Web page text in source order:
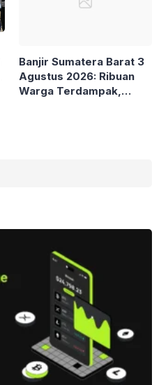
Banjir Sumatera Barat 3
Agustus 2026: Ribuan
Warga Terdampak,